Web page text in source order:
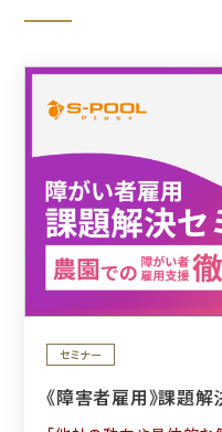
セミナー
《障害者雇用》課題解